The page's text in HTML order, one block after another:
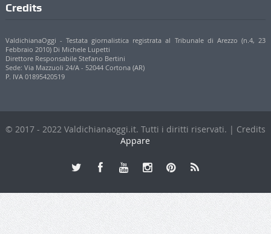
Credits
ValdichianaOggi - Testata giornalistica registrata al Tribunale di Arezzo (n.4, 23
Febbraio 2010) Di Michele Lupetti
Direttore Responsabile Stefano Bertini
Sede: Via Mazzuoli 24/A - 52044 Cortona (AR)
P. IVA 01895420519
© 2017 - 2022 Valdichianaoggi.it. Tutti i diritti riservati. | Credits
Appare